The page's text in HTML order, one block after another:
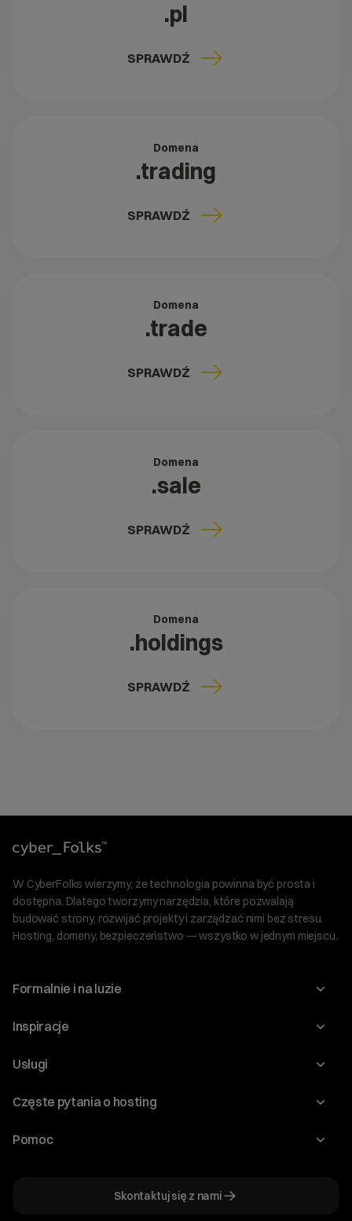
.pl
SPRAWDŹ
Domena
.trading
SPRAWDŹ
Domena
.trade
SPRAWDŹ
Domena
.sale
SPRAWDŹ
Domena
.holdings
SPRAWDŹ
W CyberFolks wierzymy, że technologia powinna być prosta i
dostępna. Dlatego tworzymy narzędzia, które pozwalają
budować strony, rozwijać projekty i zarządzać nimi bez stresu.
Hosting, domeny, bezpieczeństwo — wszystko w jednym miejscu.
Formalnie i na luzie
O nas
Program Korzyści dla Inwestorów
Regulaminy i specyfikacje
Inspiracje
Blog
WordPress
Audyt stron
Usługi
Domeny
Hosting dla WooCommerce
Częste pytania o hosting
Jak przenieść stronę?
Pomoc
Skontaktuj się z nami